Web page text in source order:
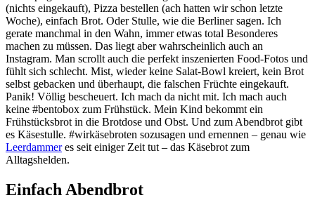
(nichts eingekauft), Pizza bestellen (ach hatten wir schon letzte
Woche), einfach Brot. Oder Stulle, wie die Berliner sagen. Ich
gerate manchmal in den Wahn, immer etwas total Besonderes
machen zu müssen. Das liegt aber wahrscheinlich auch an
Instagram. Man scrollt auch die perfekt inszenierten Food-Fotos und
fühlt sich schlecht. Mist, wieder keine Salat-Bowl kreiert, kein Brot
selbst gebacken und überhaupt, die falschen Früchte eingekauft.
Panik! Völlig bescheuert. Ich mach da nicht mit. Ich mach auch
keine #bentobox zum Frühstück. Mein Kind bekommt ein
Frühstücksbrot in die Brotdose und Obst. Und zum Abendbrot gibt
es Käsestulle. #wirkäsebroten sozusagen und ernennen – genau wie
Leerdammeres seit einiger Zeit tut – das Käsebrot zum
Alltagshelden.
Einfach Abendbrot